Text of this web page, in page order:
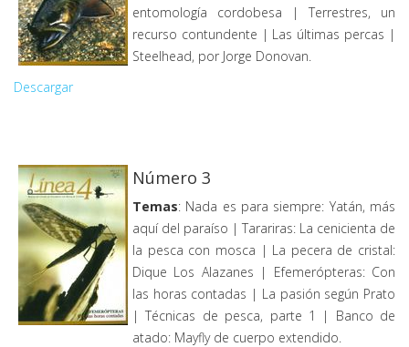
entomología cordobesa | Terrestres, un
recurso contundente | Las últimas percas |
Steelhead, por Jorge Donovan.
Descargar
Número 3
Temas: Nada es para siempre: Yatán, más
aquí del paraíso | Tarariras: La cenicienta de
la pesca con mosca | La pecera de cristal:
Dique Los Alazanes | Efemerópteras: Con
las horas contadas | La pasión según Prato
| Técnicas de pesca, parte 1 | Banco de
atado: Mayfly de cuerpo extendido.